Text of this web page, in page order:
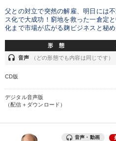
父との対立で突然の解雇、明日には
ス化で大成功！窮地を救った一倉定
化まで市場が広がる麹ビジネスと秘
形 態
headset 音声 （どの形態でも内容は同じです）
CD版
デジタル音声版
（配信＋ダウンロード）
音声・動画